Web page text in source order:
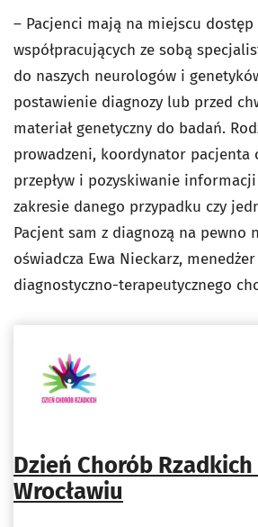
– Pacjenci mają na miejscu dostęp
współpracujących ze sobą
do naszych neurologów i
postawienie diagnozy lub przed
materiał genetyczny do badań.
prowadzeni, koordynator pacjenta
przepływ i pozyskiwanie
zakresie danego przypadku czy
Pacjent sam z diagnozą na pewno
oświadcza Ewa Nieckarz,
diagnostyczno-terapeutycznego
Dzień Chorób Rzadkich
Wrocławiu